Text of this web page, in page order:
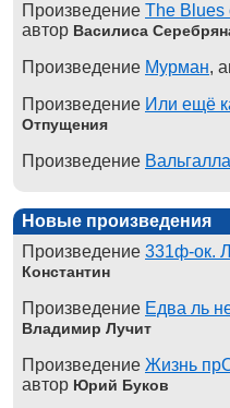
Произведение The Blues
автор Василиса
Произведение Мурман,
Произведение Или ещё
Отпущения
Произведение Вальгалла
Новые произведения
Произведение 331ф-ок.
Константин
Произведение Едва ль
Владимир Лучит
Произведение Жизнь
автор Юрий Буков